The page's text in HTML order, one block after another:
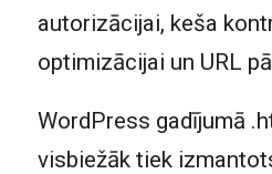
autorizācijai, keša
optimizācijai un URL
WordPress gadījumā
visbiežāk tiek